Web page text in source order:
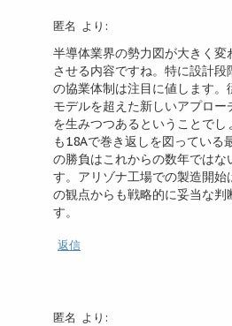
匿名 より:
半導体業界の勢力図が大きく変
させる内容ですね。特に設計段
の協業体制は注目に値します。
モデルを超えた新しいアプロー
を生みつつあるということで
も18Aで巻き返しを図っている
の勝負はこれからの数年ではな
す。アリゾナ工場での製造開始
の観点からも戦略的に妥当な判
す。
返信
匿名 より: